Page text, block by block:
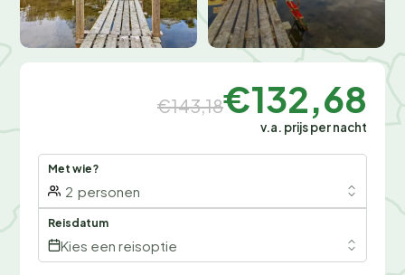
€143,18€132,68
v.a. prijs per nacht
Met wie?
2 personen
Reisdatum
Kies een reisoptie